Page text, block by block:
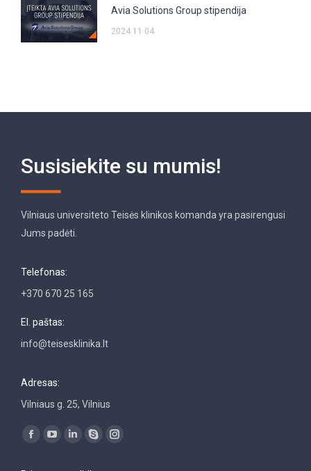
Avia Solutions Group stipendija
2024 11 04
Susisiekite su mumis!
Vilniaus universiteto Teisės klinikos komanda yra pasirengusi
Jums padėti.
Telefonas:
+370 670 25 165
El. paštas:
info@teisesklinika.lt
Adresas:
Vilniaus g. 25, Vilnius
Find us on:
LinkedinSkypeInstagram